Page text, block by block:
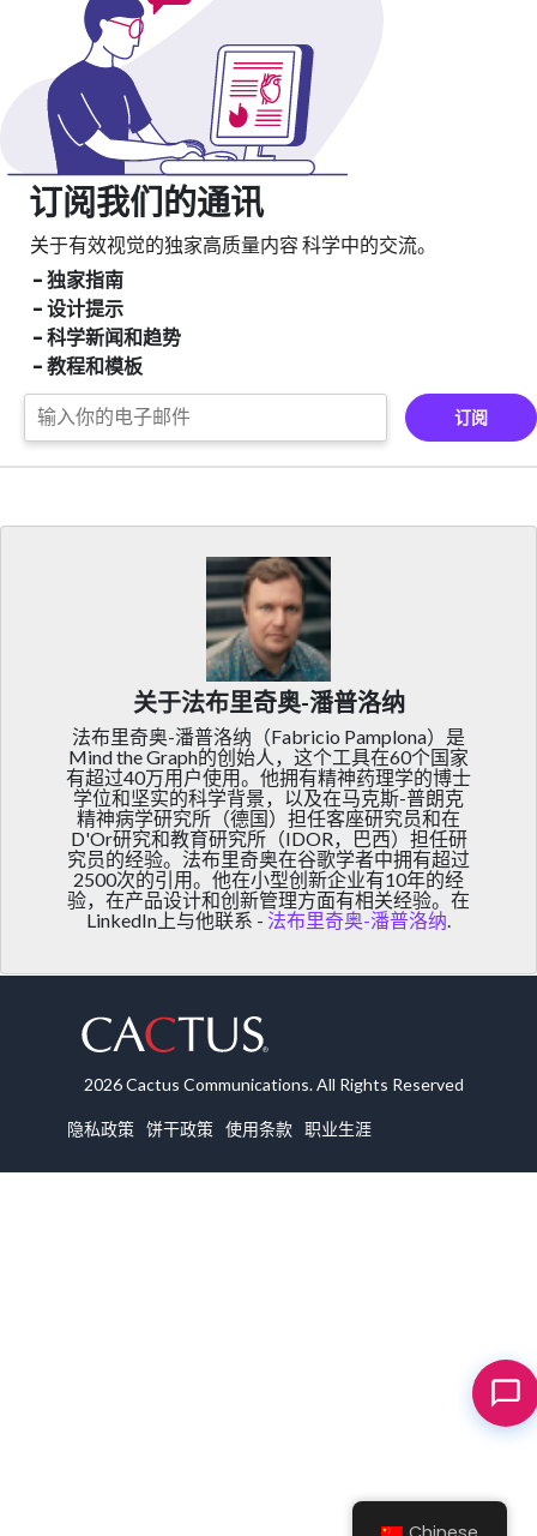
订阅我们的通讯
关于有效视觉的独家高质量内容科学中的交流。
- 独家指南
- 设计提示
- 科学新闻和趋势
- 教程和模板
订阅
关于法布里奇奥-潘普洛纳
法布里奇奥-潘普洛纳（Fabricio Pamplona）是
Mind the Graph的创始人，这个工具在60个国家
有超过40万用户使用。他拥有精神药理学的博士
学位和坚实的科学背景，以及在马克斯-普朗克
精神病学研究所（德国）担任客座研究员和在
D'Or研究和教育研究所（IDOR，巴西）担任研
究员的经验。法布里奇奥在谷歌学者中拥有超过
2500次的引用。他在小型创新企业有10年的经
验，在产品设计和创新管理方面有相关经验。在
LinkedIn上与他联系 - 法布里奇奥-潘普洛纳.
2026 Cactus Communications. All Rights Reserved
隐私政策 饼干政策 使用条款 职业生涯